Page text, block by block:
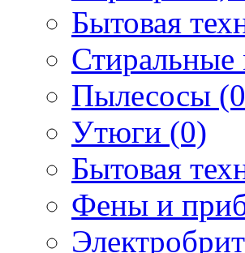
Бытовая
Пылесосы
Утюги (0)
Бытовая
Фены и